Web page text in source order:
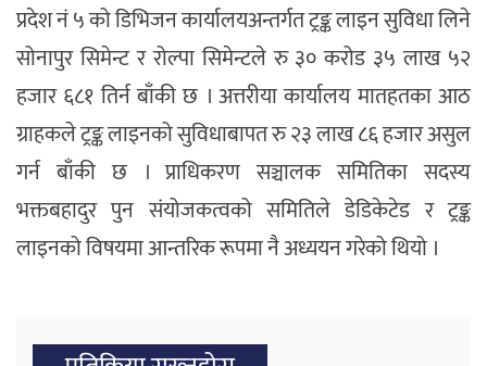
प्रदेश नं ५ को डिभिजन कार्यालयअन्तर्गत ट्रङ्क लाइन सुविधा लिने
सोनापुर सिमेन्ट र रोल्पा सिमेन्टले रु ३० करोड ३५ लाख ५२
हजार ६८१ तिर्न बाँकी छ । अत्तरीया कार्यालय मातहतका आठ
ग्राहकले ट्रङ्क लाइनको सुविधाबापत रु २३ लाख ८६ हजार असुल
गर्न बाँकी छ । प्राधिकरण सञ्चालक समितिका सदस्य
भक्तबहादुर पुन संयोजकत्वको समितिले डेडिकेटेड र ट्रङ्क
लाइनको विषयमा आन्तरिक रूपमा नै अध्ययन गरेको थियो ।